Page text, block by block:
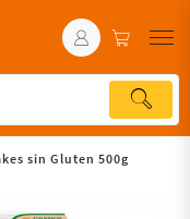
sin Gluten 500g